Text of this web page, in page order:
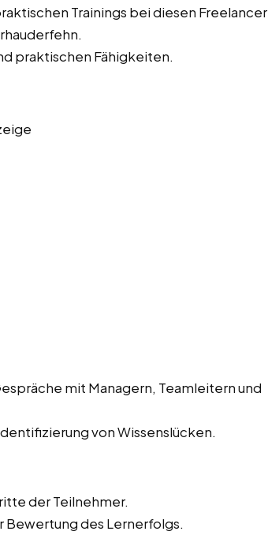
Trainings bei diesen Freelancer
praktischen Fähigkeiten.
mit Managern, Teamleitern und
von Wissenslücken.
der Teilnehmer.
Bewertung des Lernerfolgs.